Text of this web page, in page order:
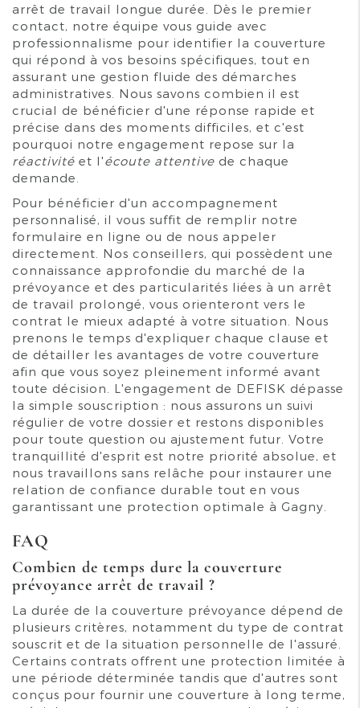
arrêt de travail longue durée. Dès le premier
contact, notre équipe vous guide avec
professionnalisme pour identifier la couverture
qui répond à vos besoins spécifiques, tout en
assurant une gestion fluide des démarches
administratives. Nous savons combien il est
crucial de bénéficier d'une réponse rapide et
précise dans des moments difficiles, et c'est
pourquoi notre engagement repose sur la
réactivité et l'écoute attentive de chaque
demande.
Pour bénéficier d'un accompagnement
personnalisé, il vous suffit de remplir notre
formulaire en ligne ou de nous appeler
directement. Nos conseillers, qui possèdent une
connaissance approfondie du marché de la
prévoyance et des particularités liées à un arrêt
de travail prolongé, vous orienteront vers le
contrat le mieux adapté à votre situation. Nous
prenons le temps d'expliquer chaque clause et
de détailler les avantages de votre couverture
afin que vous soyez pleinement informé avant
toute décision. L'engagement de DEFISK dépasse
la simple souscription : nous assurons un suivi
régulier de votre dossier et restons disponibles
pour toute question ou ajustement futur. Votre
tranquillité d'esprit est notre priorité absolue, et
nous travaillons sans relâche pour instaurer une
relation de confiance durable tout en vous
garantissant une protection optimale à Gagny.
FAQ
Combien de temps dure la couverture
prévoyance arrêt de travail ?
La durée de la couverture prévoyance dépend de
plusieurs critères, notamment du type de contrat
souscrit et de la situation personnelle de l'assuré.
Certains contrats offrent une protection limitée à
une période déterminée tandis que d'autres sont
conçus pour fournir une couverture à long terme,